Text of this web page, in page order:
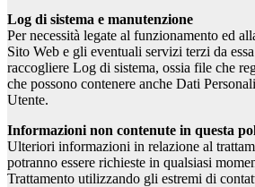
Log di sistema e manutenzione
Per necessità legate al funzionamento ed
Sito Web e gli eventuali servizi terzi da
raccogliere Log di sistema, ossia file che
che possono contenere anche Dati
Utente.
Informazioni non contenute in questa
Ulteriori informazioni in relazione al
potranno essere richieste in qualsiasi
Trattamento utilizzando gli estremi di